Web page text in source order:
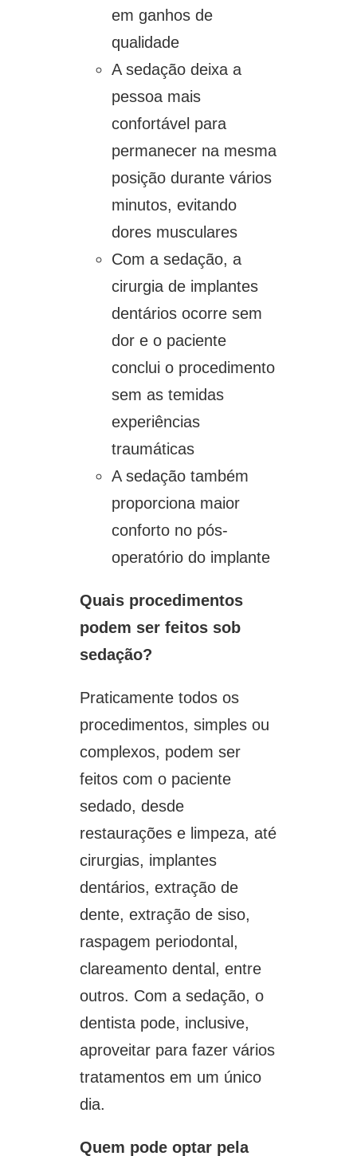
em ganhos de
qualidade
A sedação deixa a
pessoa mais
confortável para
permanecer na mesma
posição durante vários
minutos, evitando
dores musculares
Com a sedação, a
cirurgia de implantes
dentários ocorre sem
dor e o paciente
conclui o procedimento
sem as temidas
experiências
traumáticas
A sedação também
proporciona maior
conforto no pós-
operatório do implante
Quais procedimentos
podem ser feitos sob
sedação?
Praticamente todos os
procedimentos, simples ou
complexos, podem ser
feitos com o paciente
sedado, desde
restaurações e limpeza, até
cirurgias, implantes
dentários, extração de
dente, extração de siso,
raspagem periodontal,
clareamento dental, entre
outros. Com a sedação, o
dentista pode, inclusive,
aproveitar para fazer vários
tratamentos em um único
dia.
Quem pode optar pela